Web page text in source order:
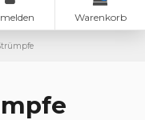
Warenkorb